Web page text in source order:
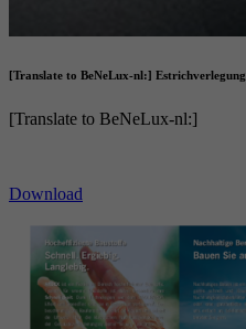
[Translate to BeNeLux-nl:] Estrichverlegung
[Translate to BeNeLux-nl:]
Download